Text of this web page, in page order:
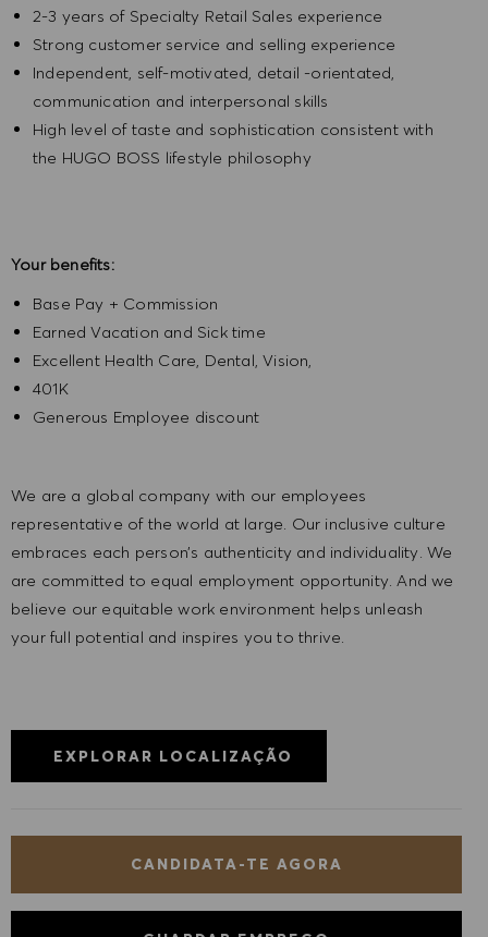
2-3 years of Specialty Retail Sales experience
Strong customer service and selling experience
Independent, self-motivated, detail -orientated,
communication and interpersonal skills
High level of taste and sophistication consistent with
the HUGO BOSS lifestyle philosophy
Your benefits:
Base Pay + Commission
Earned Vacation and Sick time
Excellent Health Care, Dental, Vision,
401K
Generous Employee discount
We are a global company with our employees
representative of the world at large. Our inclusive culture
embraces each person’s authenticity and individuality. We
are committed to equal employment opportunity. And we
believe our equitable work environment helps unleash
your full potential and inspires you to thrive.
EXPLORAR LOCALIZAÇÃO
CANDIDATA-TE AGORA